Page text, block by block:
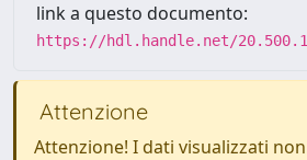
link a questo documento:
https://hdl.handle.net/
Attenzione
Attenzione! I dati visualizzati